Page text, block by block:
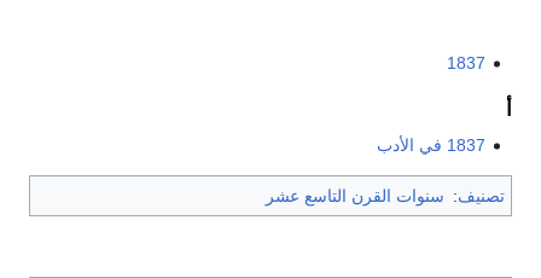
1837
1837 في الأدب
تصنيف: سنوات القرن التاسع عشر